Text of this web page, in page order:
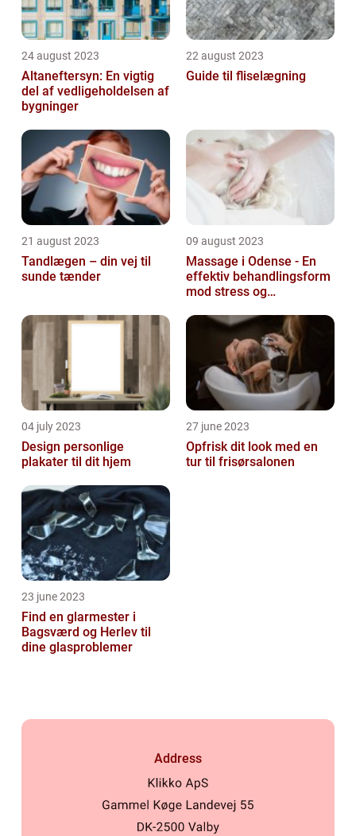
24 august 2023
Altaneftersyn: En vigtig
del af vedligeholdelsen af
bygninger
22 august 2023
Guide til fliselægning
21 august 2023
Tandlægen – din vej til
sunde tænder
09 august 2023
Massage i Odense - En
effektiv behandlingsform
mod stress og
04 july 2023
Design personlige
plakater til dit hjem
27 june 2023
Opfrisk dit look med en
tur til frisørsalonen
23 june 2023
Find en glarmester i
Bagsværd og Herlev til
dine glasproblemer
Address